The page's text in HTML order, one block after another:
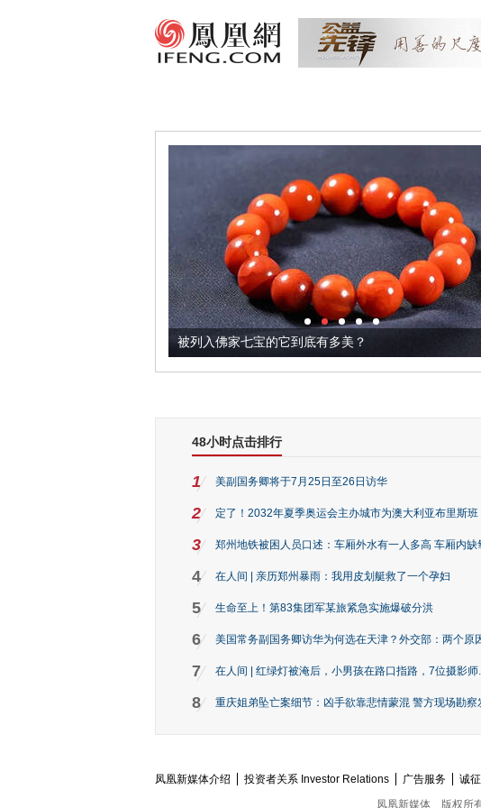
被列入佛家七宝的它到底有多美？
48小时点击排行
1 美副国务卿将于7月25日至26日访华
2 定了！2032年夏季奥运会主办城市为澳大利亚布里斯班
3 郑州地铁被困人员口述：车厢外水有一人多高 车厢内缺
4 在人间 | 亲历郑州暴雨：我用皮划艇救了一个孕妇
5 生命至上！第83集团军某旅紧急实施爆破分洪
6 美国常务副国务卿访华为何选在天津？外交部：两个原
7 在人间 | 红绿灯被淹后，小男孩在路口指路，7位摄影师
8 重庆姐弟坠亡案细节：凶手欲靠悲情蒙混 警方现场勘察
凤凰新媒体介绍 投资者关系 Investor Relations 广告服务 诚
凤凰新媒体
版权所